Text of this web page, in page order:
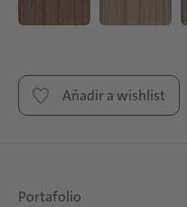
Añadir a wishlist
Portafolio